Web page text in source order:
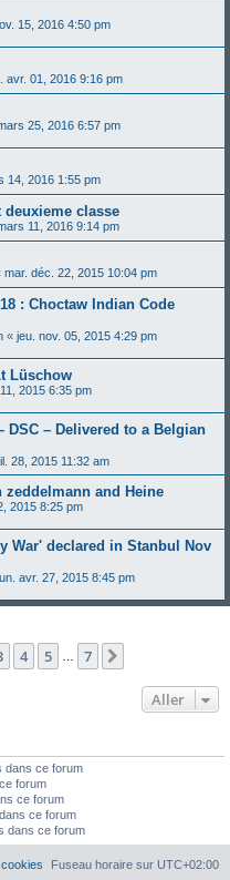
15, 2016 4:50 pm
avr. 01, 2016 9:16 pm
25, 2016 6:57 pm
14, 2016 1:55 pm
classe
11, 2016 9:14 pm
mar. déc. 22, 2015 10:04 pm
: Choctaw Indian Code
« jeu. nov. 05, 2015 4:29 pm
Lüschow
2015 6:35 pm
DSC – Delivered to a Belgian
28, 2015 11:32 am
and Heine
2015 8:25 pm
War' declared in Stanbul Nov
lun. avr. 27, 2015 8:45 pm
7 4 5 7
Aller
dans ce forum
forum
ce forum
ce forum
dans ce forum
Fuseau horaire sur UTC+02:00